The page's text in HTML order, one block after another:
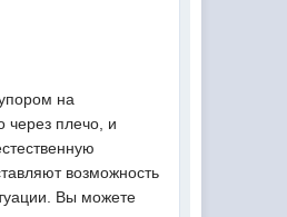
на
через плечо, и
возможность
Вы можете